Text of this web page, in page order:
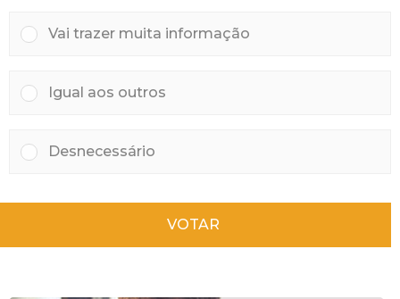
Vai trazer muita informação
Igual aos outros
Desnecessário
VOTAR